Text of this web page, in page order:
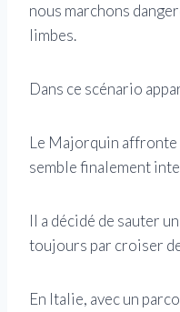
nous marchons
limbes.
Dans ce scénario
Le Majorquin affronte
semble finalement
Il a décidé de sauter
toujours par croiser
En Italie, avec un